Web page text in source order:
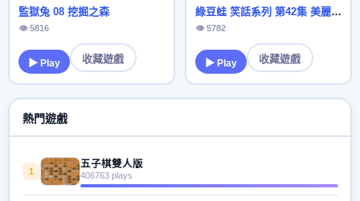
監獄兔 08 挖掘之森
👁 5816
▶ Play 收藏遊戲
綠豆蛙 笑話系列 第42集 美麗的裙子
👁 5782
▶ Play 收藏遊戲
熱門遊戲
1
五子棋雙人版
406763 plays